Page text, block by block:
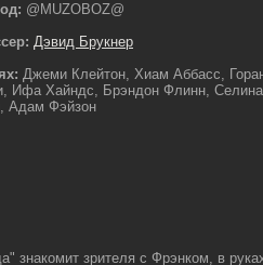
@MUZOBOZ@
Дэвид Брукнер
Джеми Клейтон, Хиам Аббасс,
Ифа Хайндс, Брэндон Флинн,
Адам Фэйзон
зрителя с Фрэнком, в